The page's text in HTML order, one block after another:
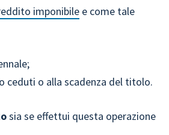
imponibile e come tale
ceduti o alla scadenza del titolo.
sia se effettui questa operazione